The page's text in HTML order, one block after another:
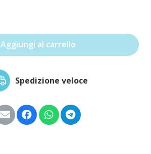
12,32 €
Aggiungi al carrello
Spedizione veloce